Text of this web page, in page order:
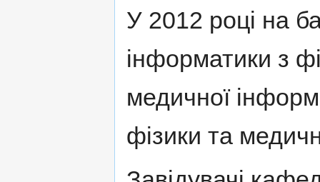
У 2012 році на
інформатики з
медичної
фізики та